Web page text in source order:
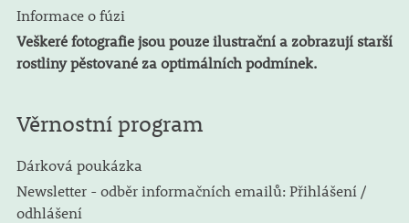
Informace o fúzi
Veškeré fotografie jsou pouze ilustrační a zobrazují starší
rostliny pěstované za optimálních podmínek.
Věrnostní program
Dárková poukázka
Newsletter - odběr informačních emailů: Přihlášení /
odhlášení